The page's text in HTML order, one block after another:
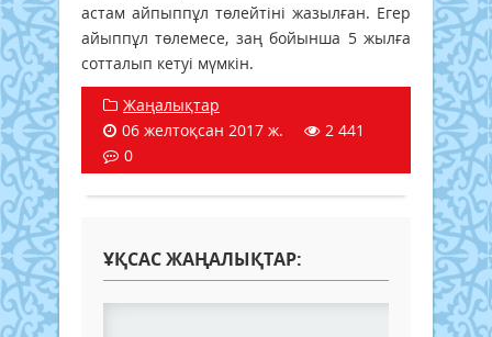
астам айпыппұл төлейтіні жазылған. Егер
айыппұл төлемесе, заң бойынша 5 жылға
сотталып кетуі мүмкін.
Жаңалықтар
06 желтоқсан 2017 ж.
2 441
0
ҰҚСАС ЖАҢАЛЫҚТАР: